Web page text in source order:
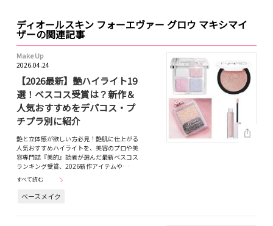
ディオールスキン フォーエヴァー グロウ マキシマイ
ザーの関連記事
Make Up
2026.04.24
【2026最新】艶ハイライト19
選！ベスコス受賞は？新作＆
人気おすすめをデパコス・プ
チプラ別に紹介
艶と立体感が欲しい方必見！艶肌に仕上がる
人気おすすめハイライトを、美容のプロや美
容専門誌『美的』読者が選んだ最新ベスコス
ランキング受賞、2026新作アイテムや…
すべて読む
ベースメイク